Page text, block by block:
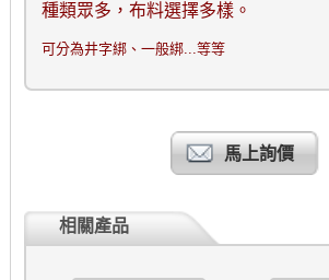
種類眾多，布料選擇多樣。
可分為井字綁、一般綁...等等
馬上詢價
相關產品